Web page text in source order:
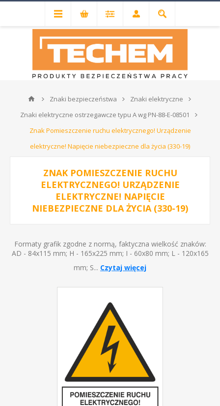
Znaki bezpieczeństwa
Znaki elektryczne
Znaki elektryczne ostrzegawcze typu A wg PN-88-E-08501
Znak Pomieszczenie ruchu elektrycznego! Urządzenie
elektryczne! Napięcie niebezpieczne dla życia (330-19)
ZNAK POMIESZCZENIE RUCHU
ELEKTRYCZNEGO! URZĄDZENIE
ELEKTRYCZNE! NAPIĘCIE
NIEBEZPIECZNE DLA ŻYCIA (330-19)
Formaty grafik zgodne z normą, faktyczna wielkość znaków:
AD - 84x115 mm; H - 165x225 mm; I - 60x80 mm; L - 120x165
mm; S... Czytaj więcej